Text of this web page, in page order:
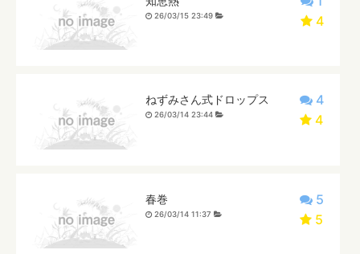
4
26/03/15 23:49
4
4
ねずみさん式ドロップス
26/03/14 23:44
5
5
春巻
26/03/14 11:37